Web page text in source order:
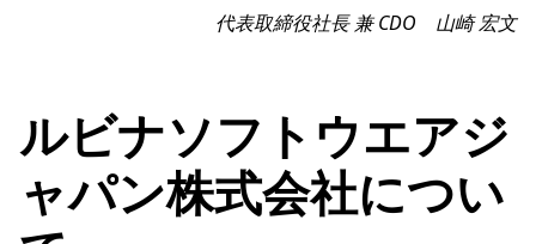
代表取締役社長 兼 CDO 山崎 宏文
ルビナソフトウエアジ
ャパン株式会社につい